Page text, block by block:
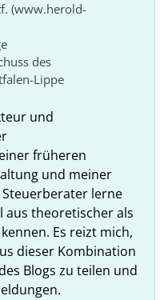
(www.herold-
des
Lippe
und
früheren
und meiner
lerne
aus theoretischer als
Es reizt mich,
dieser Kombination
Blogs zu teilen und